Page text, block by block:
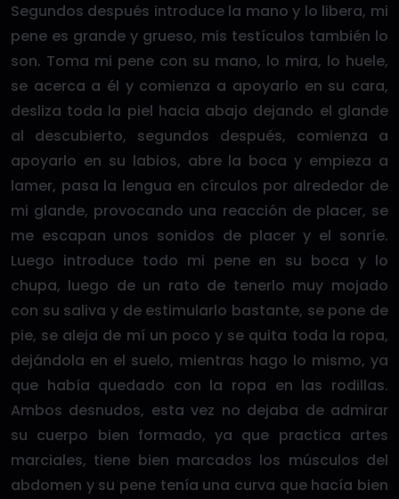
Segundos después introduce la mano y lo libera, mi
pene es grande y grueso, mis testículos también lo
son. Toma mi pene con su mano, lo mira, lo huele,
se acerca a él y comienza a apoyarlo en su cara,
desliza toda la piel hacia abajo dejando el glande
al descubierto, segundos después, comienza a
apoyarlo en su labios, abre la boca y empieza a
lamer, pasa la lengua en círculos por alrededor de
mi glande, provocando una reacción de placer, se
me escapan unos sonidos de placer y el sonríe.
Luego introduce todo mi pene en su boca y lo
chupa, luego de un rato de tenerlo muy mojado
con su saliva y de estimularlo bastante, se pone de
pie, se aleja de mí un poco y se quita toda la ropa,
dejándola en el suelo, mientras hago lo mismo, ya
que había quedado con la ropa en las rodillas.
Ambos desnudos, esta vez no dejaba de admirar
su cuerpo bien formado, ya que practica artes
marciales, tiene bien marcados los músculos del
abdomen y su pene tenía una curva que hacía bien